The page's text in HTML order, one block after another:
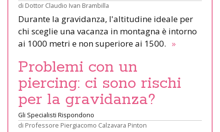
di Dottor Claudio Ivan Brambilla
Durante la gravidanza, l'altitudine ideale per
chi sceglie una vacanza in montagna è intorno
ai 1000 metri e non superiore ai 1500. »
Problemi con un
piercing: ci sono rischi
per la gravidanza?
Gli Specialisti Rispondono
di Professore Piergiacomo Calzavara Pinton